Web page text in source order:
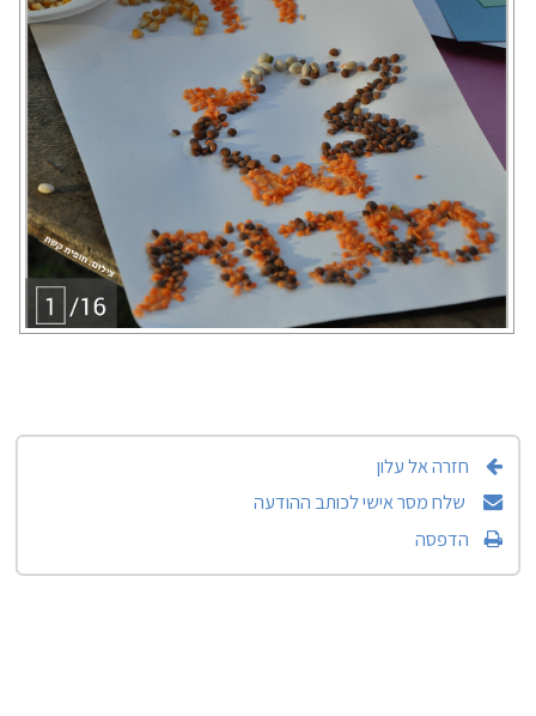
חזרה אל עלון
שלח מסר אישי לכותב ההודעה
הדפסה